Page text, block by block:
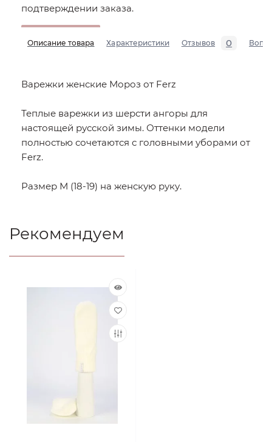
подтверждении заказа.
Описание товара Характеристики Отзывов 0
Варежки женские Мороз от Ferz
Теплые варежки из шерсти ангоры для
настоящей русской зимы. Оттенки модели
полностью сочетаются с головными уборами от
Ferz.
Размер М (18-19) на женскую руку.
Рекомендуем